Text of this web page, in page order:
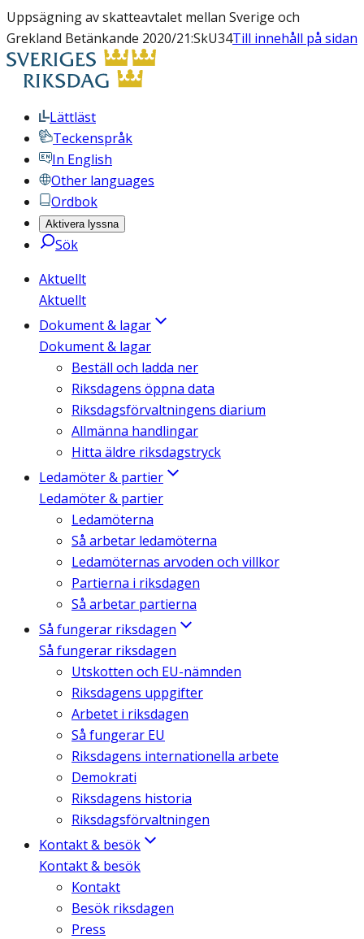
Uppsägning av skatteavtalet mellan Sverige och
Grekland Betänkande 2020/21:SkU34Till innehåll på sidan
Lättläst
Teckenspråk
In English
Other languages
Ordbok
Aktivera lyssna
Sök
Aktuellt
Aktuellt
Dokument & lagar
Dokument & lagar
Beställ och ladda ner
Riksdagens öppna data
Riksdagsförvaltningens diarium
Allmänna handlingar
Hitta äldre riksdagstryck
Ledamöter & partier
Ledamöter & partier
Ledamöterna
Så arbetar ledamöterna
Ledamöternas arvoden och villkor
Partierna i riksdagen
Så arbetar partierna
Så fungerar riksdagen
Så fungerar riksdagen
Utskotten och EU-nämnden
Riksdagens uppgifter
Arbetet i riksdagen
Så fungerar EU
Riksdagens internationella arbete
Demokrati
Riksdagens historia
Riksdagsförvaltningen
Kontakt & besök
Kontakt & besök
Kontakt
Besök riksdagen
Press